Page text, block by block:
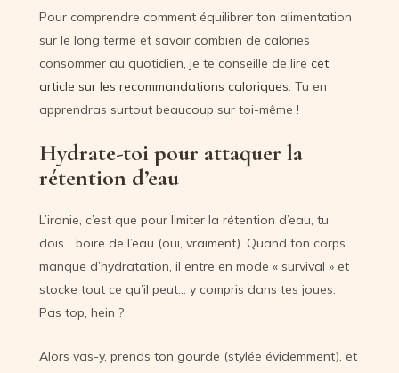
Pour comprendre comment équilibrer ton alimentation
sur le long terme et savoir combien de calories
consommer au quotidien, je te conseille de lire cet
article sur les recommandations caloriques. Tu en
apprendras surtout beaucoup sur toi-même !
Hydrate-toi pour attaquer la
rétention d’eau
L’ironie, c’est que pour limiter la rétention d’eau, tu
dois… boire de l’eau (oui, vraiment). Quand ton corps
manque d’hydratation, il entre en mode « survival » et
stocke tout ce qu’il peut… y compris dans tes joues.
Pas top, hein ?
Alors vas-y, prends ton gourde (stylée évidemment), et